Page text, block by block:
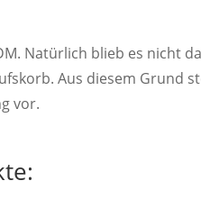
Natürlich blieb es nicht
Aus diesem Grund
vor.